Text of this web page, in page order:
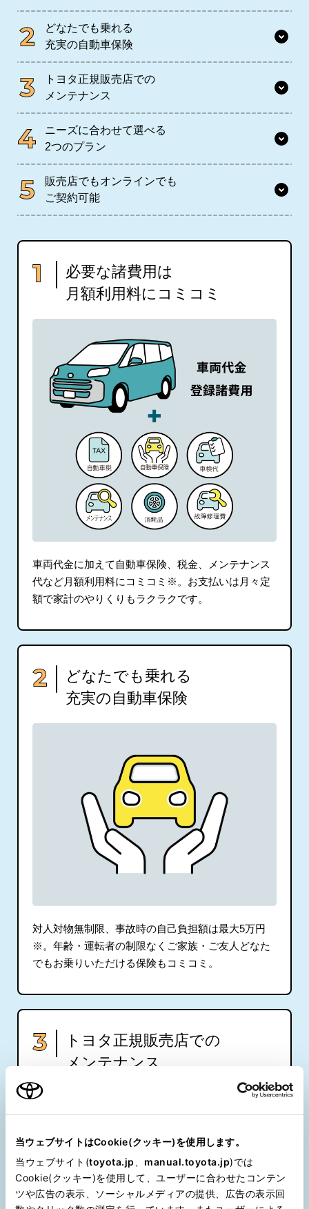
当ウェブサイトはCookie(クッキー)を使用します。
当ウェブサイト(toyota.jp manual.toyota.jp)では
Cookie(クッキー)を使用して、ユーザーに合わせたコンテン
ツや広告の表示、ソーシャルメディアの提供、広告の表示回
どなたでも乗れる
充実の自動車保険
トヨタ正規販売店での
メンテナンス
ニーズに合わせて選べる
2つのプラン
販売店でもオンラインでも
ご契約可能
必要な諸費用は
月額利用料にコミコミ
車両代金に加えて自動車保険、税金、メンテナンス
代など月額利用料にコミコミ※。お支払いは月々定
額で家計のやりくりもラクラクです。
どなたでも乗れる
充実の自動車保険
対人対物無制限、事故時の自己負担額は最大5万円
※。年齢・運転者の制限なくご家族・ご友人どなた
でもお乗りいただける保険もコミコミ。
トヨタ正規販売店での
メンテナンス